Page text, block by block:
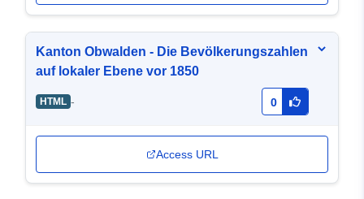
Kanton Obwalden - Die Bevölkerungszahlen
auf lokaler Ebene vor 1850
HTML - 0
Access URL